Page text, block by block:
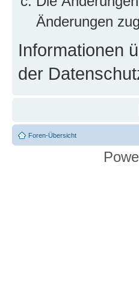
Änderungen
Informationen
der
Foren-Übersicht